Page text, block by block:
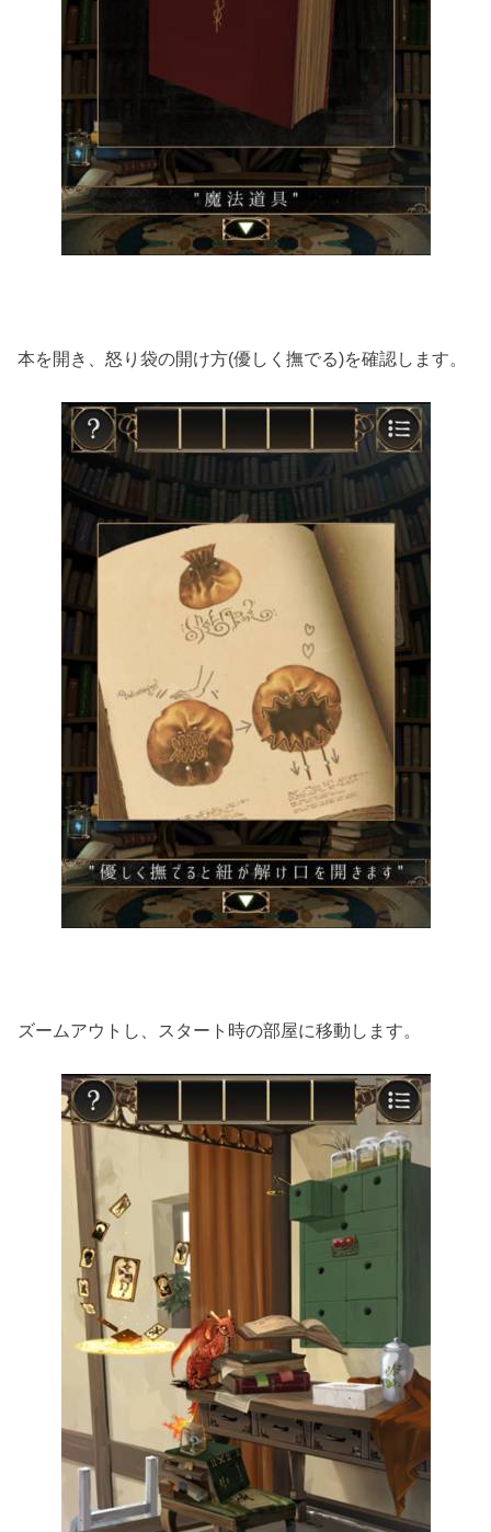
本を開き、怒り袋の開け方(優しく撫でる)を確認します。
ズームアウトし、スタート時の部屋に移動します。